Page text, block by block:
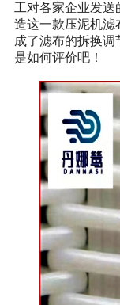
工对各家企业发送
造这一款压泥机滤
成了滤布的拆换
是如何评价吧！